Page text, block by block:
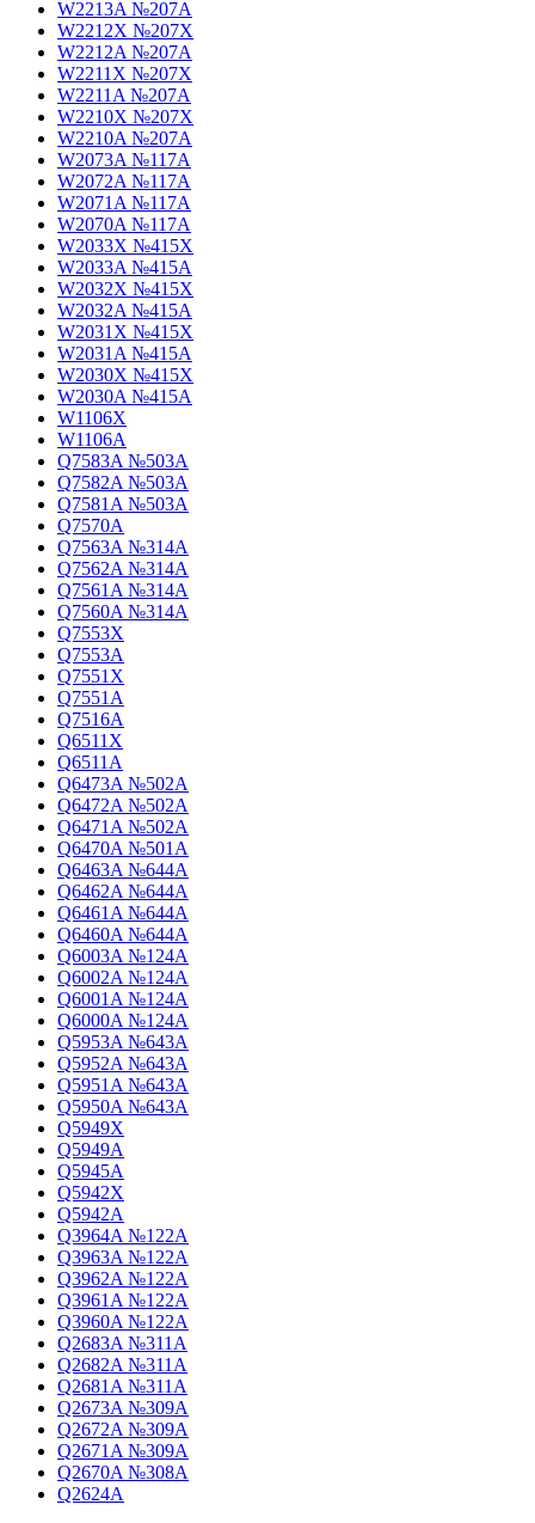
W2213A №207A
W2212X №207X
W2212A №207A
W2211X №207X
W2211A №207A
W2210X №207X
W2210A №207A
W2073A №117A
W2072A №117A
W2071A №117A
W2070A №117A
W2033X №415X
W2033A №415A
W2032X №415X
W2032A №415A
W2031X №415X
W2031A №415A
W2030X №415X
W2030A №415A
W1106X
W1106A
Q7583A №503A
Q7582A №503A
Q7581A №503A
Q7570A
Q7563A №314A
Q7562A №314A
Q7561A №314A
Q7560A №314A
Q7553X
Q7553A
Q7551X
Q7551A
Q7516A
Q6511X
Q6511A
Q6473A №502A
Q6472A №502A
Q6471A №502A
Q6470A №501A
Q6463A №644A
Q6462A №644A
Q6461A №644A
Q6460A №644A
Q6003A №124A
Q6002A №124A
Q6001A №124A
Q6000A №124A
Q5953A №643A
Q5952A №643A
Q5951A №643A
Q5950A №643A
Q5949X
Q5949A
Q5945A
Q5942X
Q5942A
Q3964A №122A
Q3963A №122A
Q3962A №122A
Q3961A №122A
Q3960A №122A
Q2683A №311A
Q2682A №311A
Q2681A №311A
Q2673A №309A
Q2672A №309A
Q2671A №309A
Q2670A №308A
Q2624A